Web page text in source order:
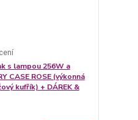
s lampou 256W a
CASE ROSE (výkonná
kufřík) + DÁREK &